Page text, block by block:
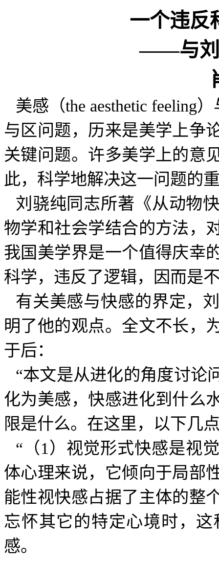
一个违反
——与刘
美感（the aesthetic feeling）
与区问题，历来是美学上争
关键问题。许多美学上的意
此，科学地解决这一问题的
刘骁纯同志所著《从动物
物学和社会学结合的方法，
我国美学界是一个值得庆幸
科学，违反了逻辑，因而是
有关美感与快感的界定，
明了他的观点。全文不长，
于后：
“本文是从进化的角度讨论
化为美感，快感进化到什么
限是什么。在这里，以下几
“（ 1 ）视觉形式快感是视
体心理来说，它倾向于局部
能性视快感占据了主体的整
忘怀其它的特定心境时，
感。